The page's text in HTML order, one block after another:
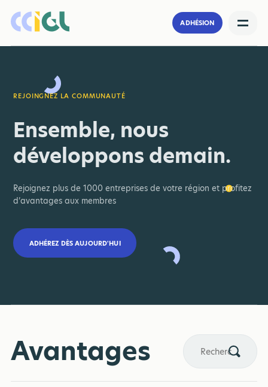
ADHÉSION
REJOINGNEZ LA COMMUNAUTÉ
Ensemble, nous
développons demain.
Rejoignez plus de 1000 entreprises de votre région et profitez
d’avantages aux membres
ADHÉREZ DÈS AUJOURD'HUI
Avantages